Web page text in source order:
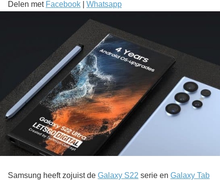
Delen met Facebook Whatsapp
Samsung heeft zojuist de Galaxy S22 serie en Galaxy Tab